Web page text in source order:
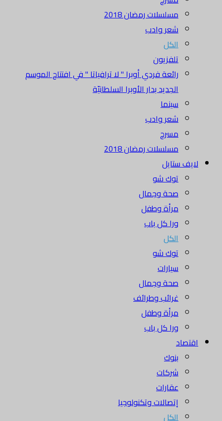
مسلسلات رمضان 2018
شعر وادب
الكل
تلفزيون
رائعة فردي أوبرا " لا ترافياتا " في افتتاح الموسم
الجديد بدار الأوبرا السلطانيّة
سينما
شعر وادب
مسرح
مسلسلات رمضان 2018
لايف ستايل
توك شو
صحة وجمال
مرأة وطفل
ورا كل باب
الكل
توك شو
سيارات
صحة وجمال
غرائب وطرائف
مرأة وطفل
ورا كل باب
اقتصاد
بنوك
شركات
عقارات
إتصالات وتكنولوجيا
الكل